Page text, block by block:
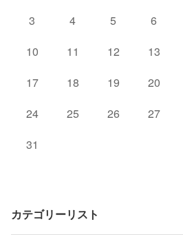
3 4 5 6
10
11 12 13
17
18 19 20
24
25 26 27
31
カテゴリーリスト